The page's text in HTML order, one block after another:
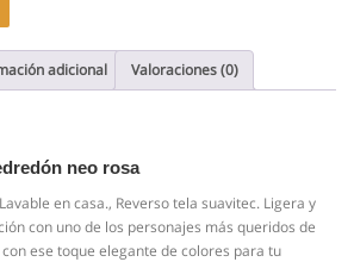
adicional Valoraciones (0)
neo rosa
en casa., Reverso tela suavitec. Ligera y
con uno de los personajes más queridos de
ese toque elegante de colores para tu